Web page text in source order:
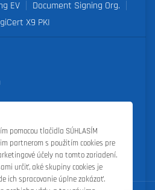
EV
Document Signing Org.
X9 PKI
pomocou tlačidla SÚHLASÍM
partnerom s použitím cookies pre
účely na tomto zariadení.
určiť, aké skupiny cookies je
ich spracovanie úplne zakázať.